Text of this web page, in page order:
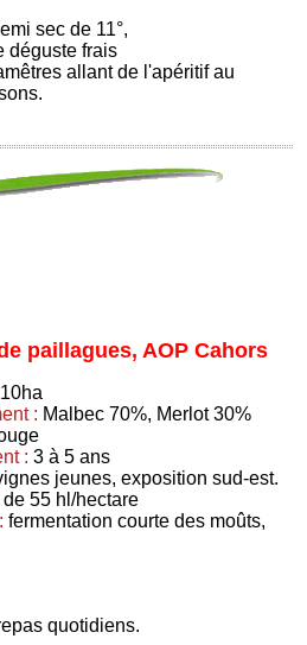
sec de 11°,
déguste frais
allant de l'apéritif au
paillagues, AOP Cahors
10ha
: Malbec 70%, Merlot 30%
: 3 à 5 ans
jeunes, exposition sud-est.
55 hl/hectare
fermentation courte des moûts,
quotidiens.